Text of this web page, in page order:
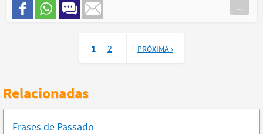
...
1 2 PRÓXIMA ›
Relacionadas
Frases de Passado